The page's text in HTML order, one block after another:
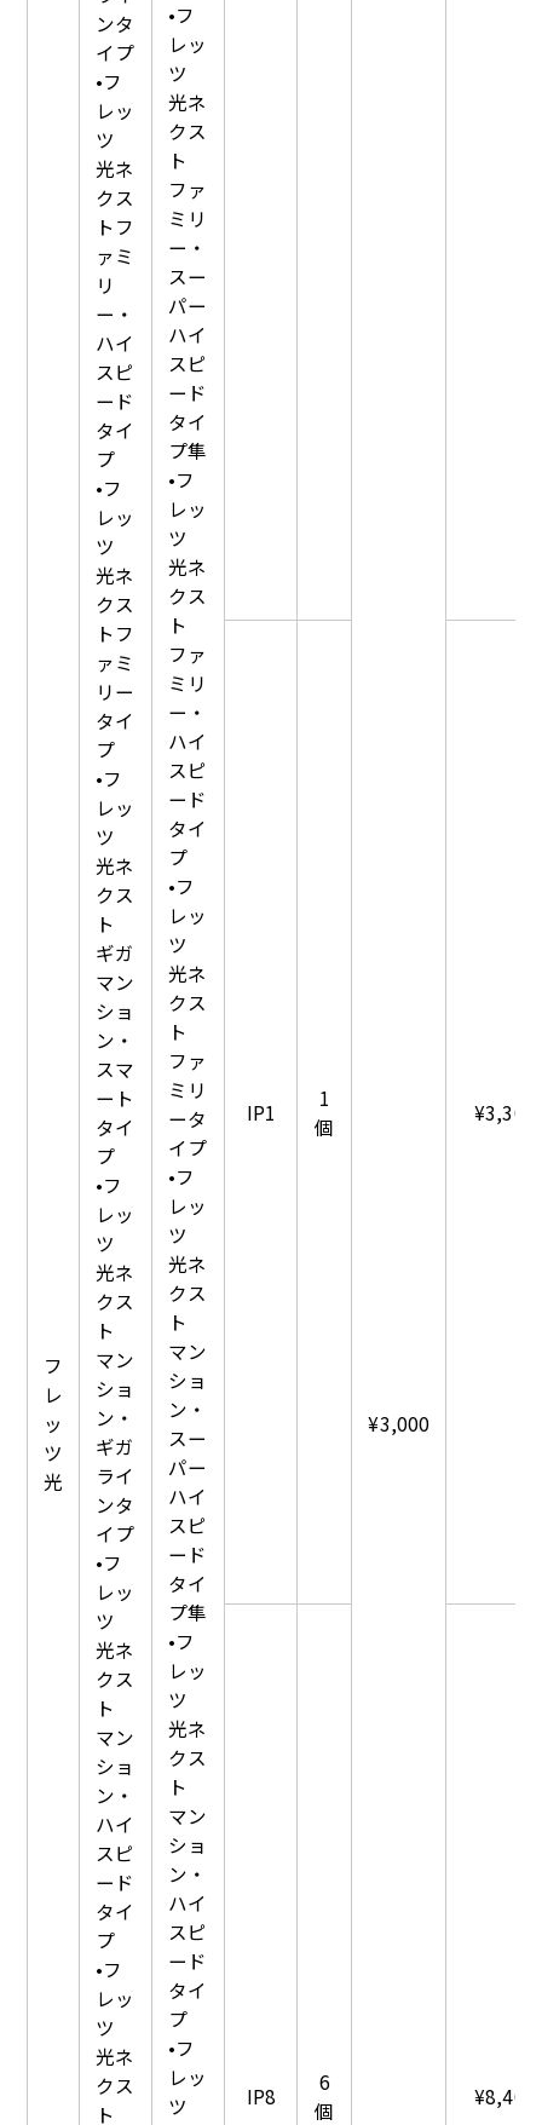
フ
レ
ッ
ツ
光
ンタ
イプ
•フ
レッ
ツ
光ネ
クス
トフ
ァミ
リ
ー・
ハイ
スピ
ード
タイ
プ
•フ
レッ
ツ
光ネ
クス
トフ
ァミ
リー
タイ
プ
•フ
レッ
ツ
光ネ
クス
ト
ギガ
マン
ショ
ン・
スマ
ート
タイ
プ
•フ
レッ
ツ
光ネ
クス
ト
マン
ショ
ン・
ギガ
ライ
ンタ
イプ
•フ
レッ
ツ
光ネ
クス
ト
マン
ショ
ン・
ハイ
スピ
ード
タイ
プ
•フ
レッ
ツ
光ネ
クス
ト
•フ
レッ
ツ
光ネ
クス
ト
ファ
ミリ
ー・
スー
パー
ハイ
スピ
ード
タイ
プ隼
•フ
レッ
ツ
光ネ
クス
ト
ファ
ミリ
ー・
ハイ
スピ
ード
タイ
プ
•フ
レッ
ツ
光ネ
クス
ト
ファ
ミリ
ータ
イプ
•フ
レッ
ツ
光ネ
クス
ト
マン
ショ
ン・
スー
パー
ハイ
スピ
ード
タイ
プ隼
•フ
レッ
ツ
光ネ
クス
ト
マン
ショ
ン・
ハイ
スピ
ード
タイ
プ
•フ
レッ
ツ
¥3,000
IP1
1
個
¥3,300
IP8
6
個
¥8,400